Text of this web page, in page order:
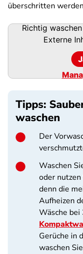
überschritten
Richtig
Externe
Tipps:
waschen
Der
Waschen
oder nutzen
denn die
Aufheizen
Wäsche
Gerüche in
waschen